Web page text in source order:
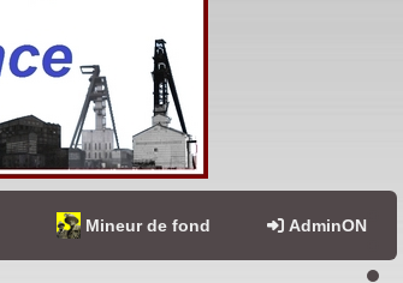
Mineur de fond AdminON